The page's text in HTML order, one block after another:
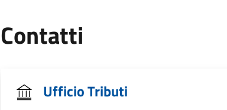
Contatti
Ufficio Tributi